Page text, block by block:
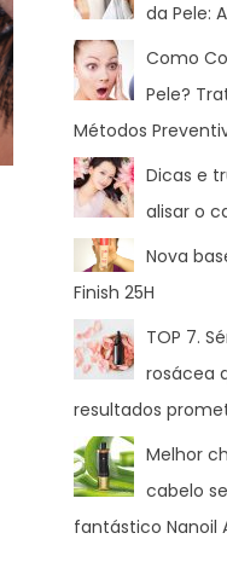
da Pele:
Como
Pele?
Métodos
Dicas e
alisar o
Nova
Finish 25H
TOP 7.
rosácea
resultados
Melhor
cabelo
fantástico Nanoil